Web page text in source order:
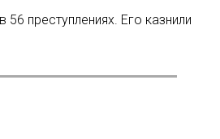
преступлениях. Его казнили